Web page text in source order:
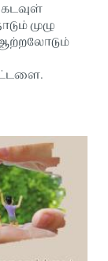
முழு